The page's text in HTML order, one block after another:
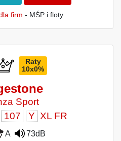
firm - MŚP i floty
Raty
10x0%
Sport
107 Y XL FR
A
73dB